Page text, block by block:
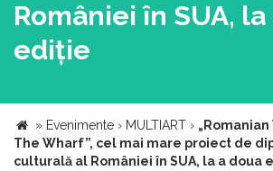
României în SUA,
ediție
» Evenimente › MULTIART ›
The Wharf”, cel mai mare proiect de
culturală al României în SUA, la a doua